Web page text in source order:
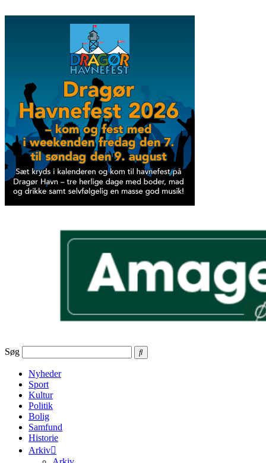
Søg
Nyheder
Sport
Kultur
Politik
Bolig
Samfund
Historie
Arkiv